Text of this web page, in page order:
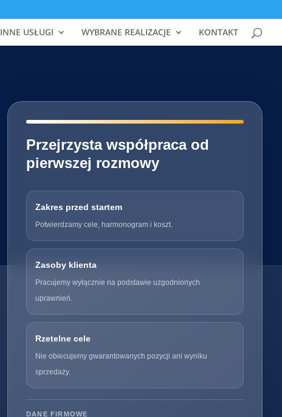
INNE USŁUGI WYBRANE REALIZACJE KONTAKT
━━━━━━━━━━━━━━━━━━━━━━━━━━━━
Przejrzysta współpraca od
pierwszej rozmowy
Zakres przed startem
Potwierdzamy cele, harmonogram i koszt.
Zasoby klienta
Pracujemy wyłącznie na podstawie uzgodnionych
uprawnień.
Rzetelne cele
Nie obiecujemy gwarantowanych pozycji ani wyniku
sprzedaży.
DANE FIRMOWE